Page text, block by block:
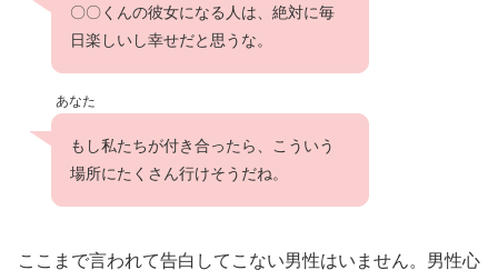
〇〇くんの彼女になる人は、絶対に毎
日楽しいし幸せだと思うな。
あなた
もし私たちが付き合ったら、こういう
場所にたくさん行けそうだね。
ここまで言われて告白してこない男性はいません。男性心